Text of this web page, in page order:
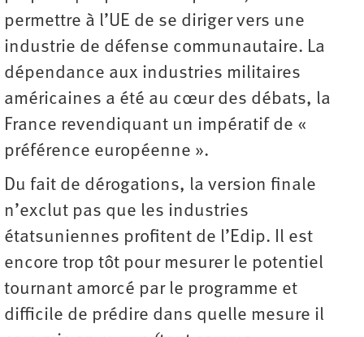
permettre à l’UE de se diriger vers une
industrie de défense communautaire. La
dépendance aux industries militaires
américaines a été au cœur des débats, la
France revendiquant un impératif de «
préférence européenne ».
Du fait de dérogations, la version finale
n’exclut pas que les industries
étatsuniennes profitent de l’Edip. Il est
encore trop tôt pour mesurer le potentiel
tournant amorcé par le programme et
difficile de prédire dans quelle mesure il